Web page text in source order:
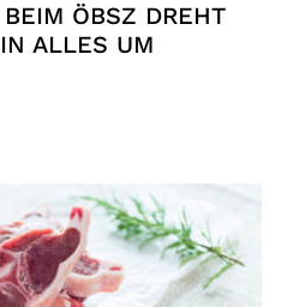
ÖBSZ DREHT
ALLES UM